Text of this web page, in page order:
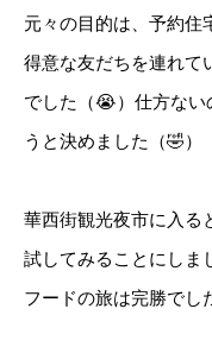
元々の目的は、予約住
得意な友だちを連れ
でした（😭）仕方ない
うと決めました（🤣）
華西街観光夜市に入る
試してみることにしま
フードの旅は完勝でし